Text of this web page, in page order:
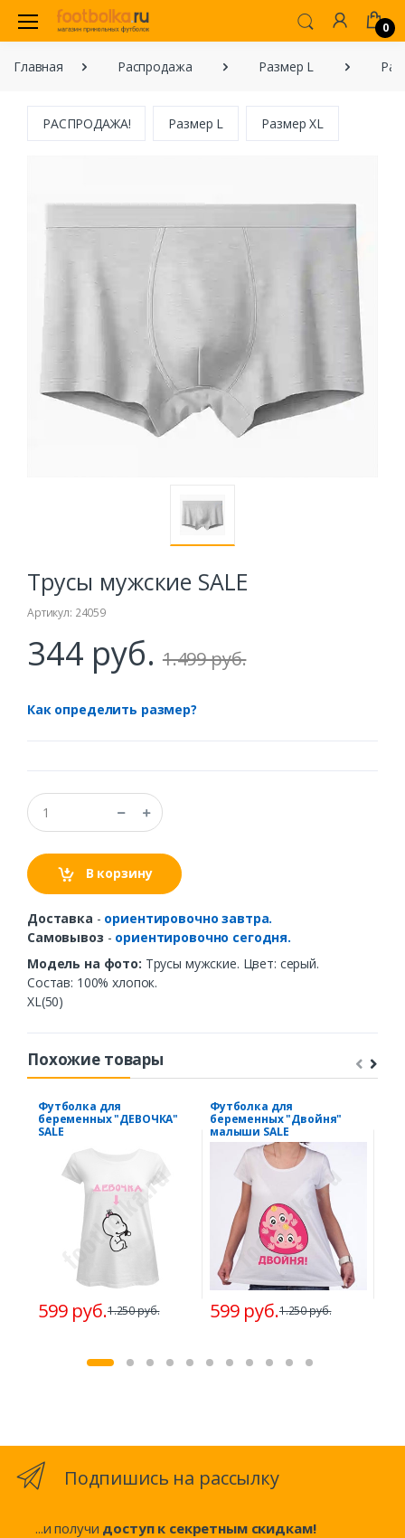
0
Главная Распродажа Размер L
РАСПРОДАЖА! Размер L Размер XL
Трусы мужские SALE
Артикул: 24059
344 руб. 1.499 руб.
Как определить размер?
В корзину
Доставка - ориентировочно завтра.
Самовывоз - ориентировочно сегодня.
Модель на фото: Трусы мужские. Цвет: серый.
Состав: 100% хлопок.
XL(50)
Похожие товары
Футболка для
беременных "ДЕВОЧКА"
SALE
599 руб.1.250 руб.
Футболка для
беременных "Двойня"
малыши SALE
599 руб.1.250 руб.
Подпишись на рассылку
...и получи доступ к секретным скидкам!